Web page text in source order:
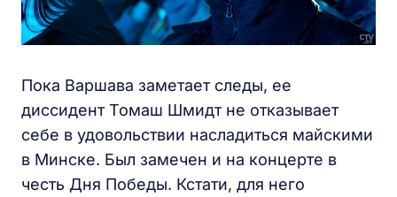
Пока Варшава заметает следы, ее
диссидент Томаш Шмидт не отказывает
себе в удовольствии насладиться майскими
в Минске. Был замечен и на концерте в
честь Дня Победы. Кстати, для него